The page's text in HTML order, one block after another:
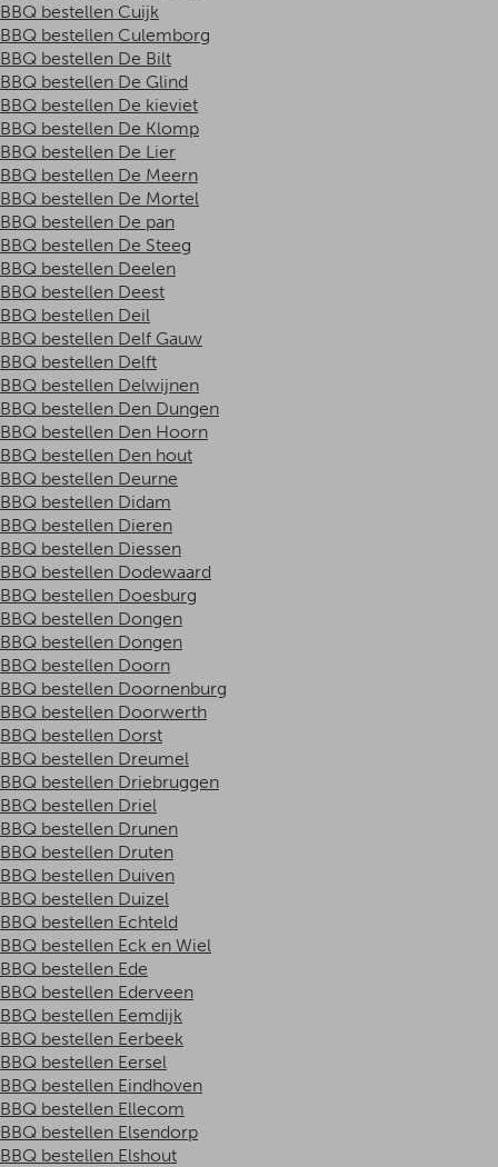
BBQ bestellen Cuijk
BBQ bestellen Culemborg
BBQ bestellen De Bilt
BBQ bestellen De Glind
BBQ bestellen De kieviet
BBQ bestellen De Klomp
BBQ bestellen De Lier
BBQ bestellen De Meern
BBQ bestellen De Mortel
BBQ bestellen De pan
BBQ bestellen De Steeg
BBQ bestellen Deelen
BBQ bestellen Deest
BBQ bestellen Deil
BBQ bestellen Delf Gauw
BBQ bestellen Delft
BBQ bestellen Delwijnen
BBQ bestellen Den Dungen
BBQ bestellen Den Hoorn
BBQ bestellen Den hout
BBQ bestellen Deurne
BBQ bestellen Didam
BBQ bestellen Dieren
BBQ bestellen Diessen
BBQ bestellen Dodewaard
BBQ bestellen Doesburg
BBQ bestellen Dongen
BBQ bestellen Dongen
BBQ bestellen Doorn
BBQ bestellen Doornenburg
BBQ bestellen Doorwerth
BBQ bestellen Dorst
BBQ bestellen Dreumel
BBQ bestellen Driebruggen
BBQ bestellen Driel
BBQ bestellen Drunen
BBQ bestellen Druten
BBQ bestellen Duiven
BBQ bestellen Duizel
BBQ bestellen Echteld
BBQ bestellen Eck en Wiel
BBQ bestellen Ede
BBQ bestellen Ederveen
BBQ bestellen Eemdijk
BBQ bestellen Eerbeek
BBQ bestellen Eersel
BBQ bestellen Eindhoven
BBQ bestellen Ellecom
BBQ bestellen Elsendorp
BBQ bestellen Elshout